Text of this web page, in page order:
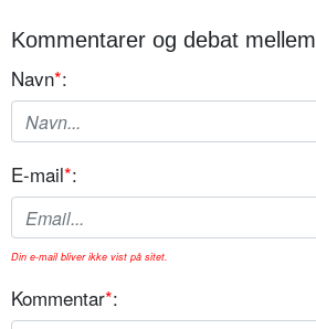
Kommentarer og debat
Navn*:
E-mail*:
Din e-mail bliver ikke vist på sitet.
Kommentar*: